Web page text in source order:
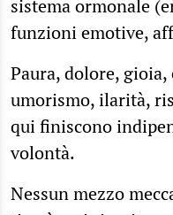
sistema ormonale
funzioni emotive,
Paura, dolore,
umorismo, ilarità,
qui finiscono
volontà.
Nessun mezzo